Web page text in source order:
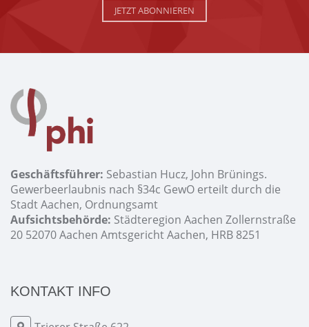
JETZT ABONNIEREN
Geschäftsführer: Sebastian Hucz, John Brünings.
Gewerbeerlaubnis nach §34c GewO erteilt durch die
Stadt Aachen, Ordnungsamt
Aufsichtsbehörde: Städteregion Aachen Zollernstraße
20 52070 Aachen Amtsgericht Aachen, HRB 8251
KONTAKT INFO